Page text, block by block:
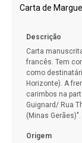
Resultados
Carta de
Descrição
Carta
francês. Tem
como
Horizonte). A frente do
carimbos na
Guignard/ Rua
(Minas Gerães)".
Origem